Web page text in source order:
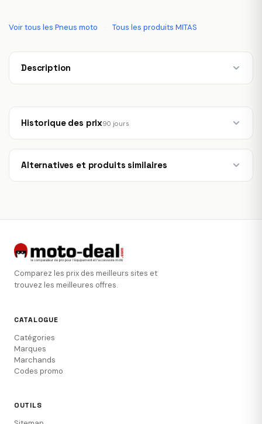
Voir tous les Pneus moto · Tous les produits MITAS
Description
Historique des prix90 jours
Alternatives et produits similaires
Comparez les prix des meilleurs sites et
trouvez les meilleures offres.
CATALOGUE
Catégories
Marques
Marchands
Codes promo
OUTILS